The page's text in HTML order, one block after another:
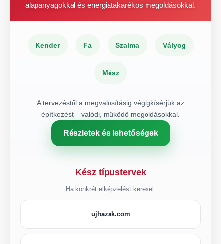
alapanyagokkal és energiatakarékos megoldásokkal.
Kender Fa Szalma Vályog
Mész
A tervezéstől a megvalósításig végigkísérjük az
építkezést – valódi, működő megoldásokkal.
Részletek és lehetőségek
Kész típustervek
Ha konkrét elképzelést keresel:
ujhazak.com